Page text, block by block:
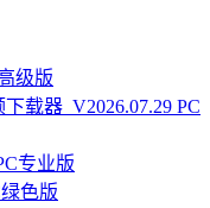
级版
载器_V2026.07.29 PC
专业版
色版